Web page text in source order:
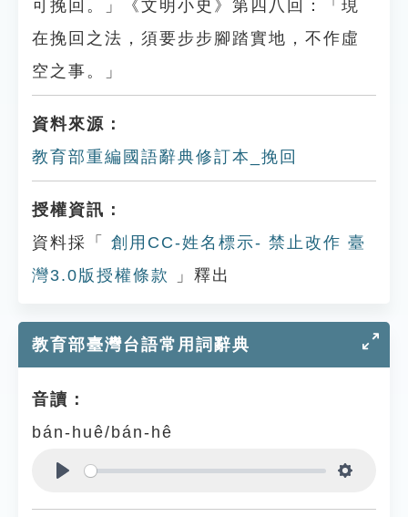
可挽回。」《文明小史》第四八回：「現
在挽回之法，須要步步腳踏實地，不作虛
空之事。」
資料來源：
教育部重編國語辭典修訂本_挽回
授權資訊：
資料採「
創用CC-姓名標示- 禁止改作 臺
灣3.0版授權條款
」釋出
教育部臺灣台語常用詞辭典
音讀：
bán-huê/bán-hê